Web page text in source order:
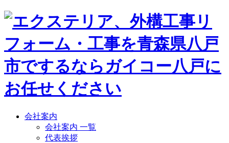
会社案内
会社案内 一覧
代表挨拶